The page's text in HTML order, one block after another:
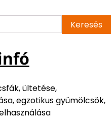
ültetése,
egzotikus gyümölcsök,